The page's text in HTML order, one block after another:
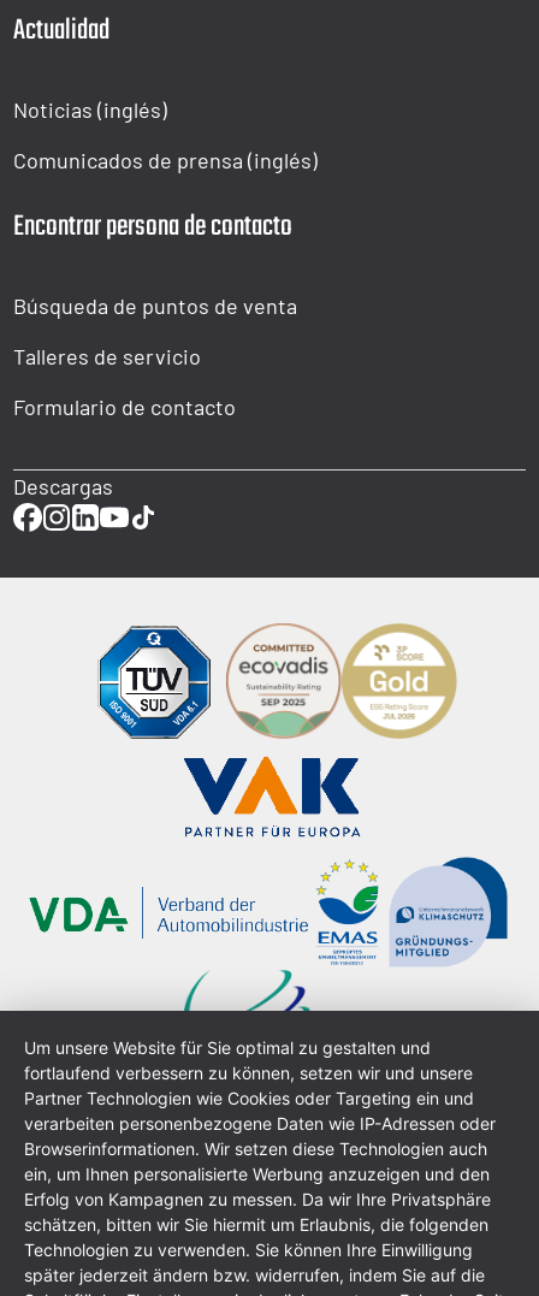
Actualidad
Noticias (inglés)
Comunicados de prensa (inglés)
Encontrar persona de contacto
Búsqueda de puntos de venta
Talleres de servicio
Formulario de contacto
Descargas
Información generalPolítica de privacidad
Condiciones generalesMapa del sitio
Um unsere Website für Sie optimal zu gestalten und
fortlaufend verbessern zu können, setzen wir und unsere
Partner Technologien wie Cookies oder Targeting ein und
verarbeiten personenbezogene Daten wie IP-Adressen oder
Browserinformationen. Wir setzen diese Technologien auch
ein, um Ihnen personalisierte Werbung anzuzeigen und den
Erfolg von Kampagnen zu messen. Da wir Ihre Privatsphäre
schätzen, bitten wir Sie hiermit um Erlaubnis, die folgenden
Technologien zu verwenden. Sie können Ihre Einwilligung
später jederzeit ändern bzw. widerrufen, indem Sie auf die